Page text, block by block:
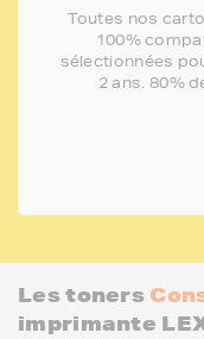
Toutes nos
100%
sélectionnées
2 ans. 80%
Les toners
imprimante